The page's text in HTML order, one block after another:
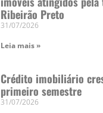
Ribeirão Preto
31/07/2026
Leia mais »
Crédito imobiliário
primeiro semestre
31/07/2026